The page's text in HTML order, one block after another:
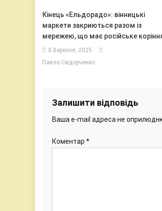
Кінець «Ельдорадо»: вінницькі
маркети закриються разом із
мережею, що має російське
8 Вересня, 2025
Павло Сидорченко
Залишити відповідь
Ваша e-mail адреса не
Коментар *